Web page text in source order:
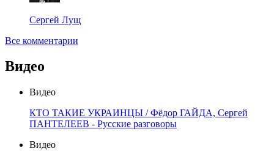
Сергей Лущ
Все комментарии
Видео
Видео
КТО ТАКИЕ УКРАИНЦЫ / Фёдор ГАЙДА, Сергей
ПАНТЕЛЕЕВ - Русские разговоры
Видео